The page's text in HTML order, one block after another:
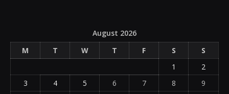
August 2026
M
T W T F S
S
1
2
3
4 5 6 7 8
9